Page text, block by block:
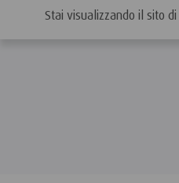
Stai visualizzando il sito